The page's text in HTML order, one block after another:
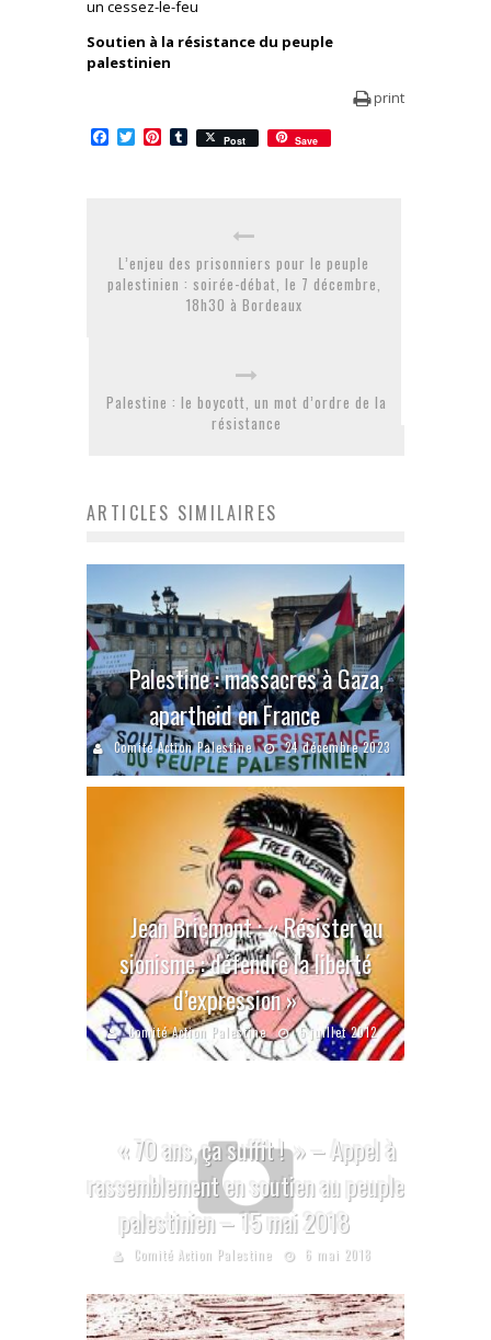
un cessez-le-feu
Soutien à la résistance du peuple
palestinien
print
Facebook
TwitterPinterest
Tumblr
Post Save
L’enjeu des prisonniers pour le peuple
palestinien : soirée-débat, le 7 décembre,
18h30 à Bordeaux
Palestine : le boycott, un mot d’ordre de la
résistance
ARTICLES SIMILAIRES
Palestine : massacres à Gaza,
apartheid en France
Comité Action Palestine 24 décembre 2023
Jean Bricmont : « Résister au
sionisme : défendre la liberté
d’expression »
Comité Action Palestine 5 juillet 2012
« 70 ans, ça suffit ! » – Appel à
rassemblement en soutien au peuple
palestinien – 15 mai 2018
Comité Action Palestine 6 mai 2018